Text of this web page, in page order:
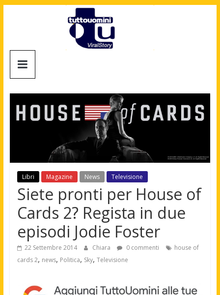
Tuttouomini
Tv,
Cinema,
Motori,
la
moda
maschile
Libri Magazine News Televisione
Siete pronti per House of
Cards 2? Regista in due
episodi Jodie Foster
22 Settembre 2014 Chiara 0 commenti
house of
cards 2, news, Politica, Sky, Televisione